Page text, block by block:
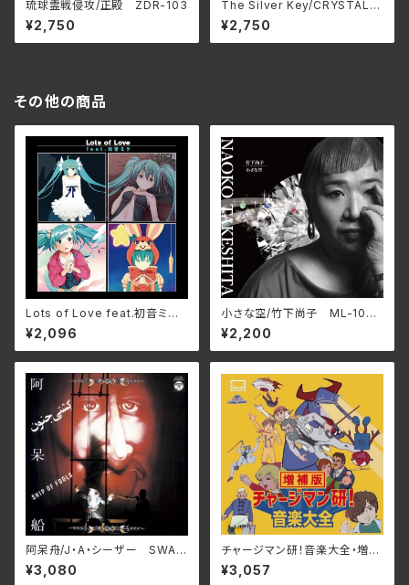
琉球霊戦侵攻/正殿 ZDR-103
¥2,750
The Silver Key/CRYSTAL V
IPER RBNCD-1402
¥2,750
その他の商品
Lots of Love feat.初音ミク/
初音ミク GRMD-1001(仕様:
CD)
¥2,096
小さな空/竹下尚子 ML-1048
(仕様:CD)
¥2,200
阿呆舟/J・A・シーザー SWAX
-89D(仕様:CD)
¥3,080
チャージマン研！音楽大全・増補
版/宮内國郎 3SCD-0077
(仕様:CD)
¥3,057